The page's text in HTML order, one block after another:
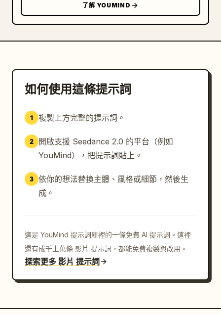
了解 YOUMIND
如何使用這條提示詞
1 複製上方完整的提示詞。
2
開啟支援 Seedance 2.0 的平台（例如
YouMind），把提示詞貼上。
3 依你的想法替換主體、風格或細節，然後生
成。
這是 YouMind 提示詞庫裡的一條免費 AI 提示詞。這裡
還有成千上萬條 影片 提示詞，都能免費複製與改用。
探索更多 影片 提示詞